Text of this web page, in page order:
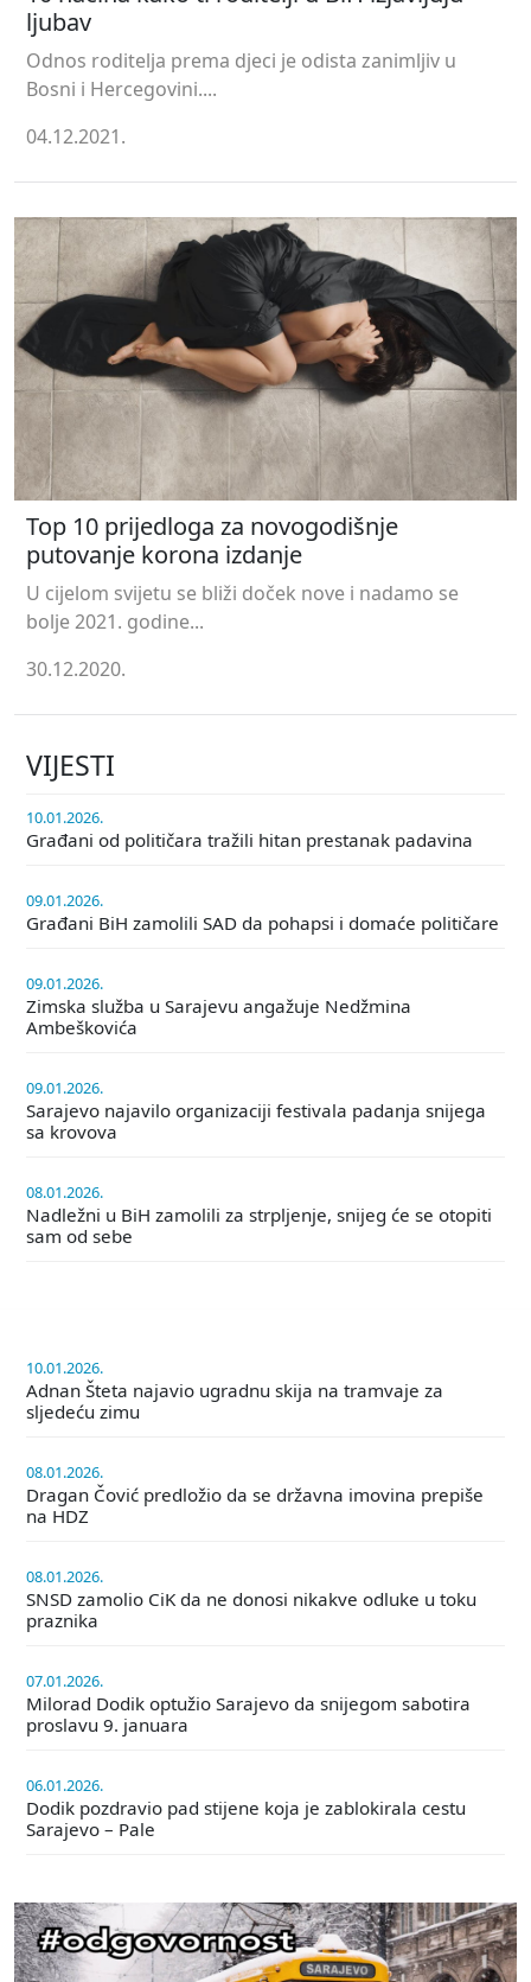
ljubav
Odnos roditelja prema djeci je odista zanimljiv u
Bosni i Hercegovini....
04.12.2021.
Top 10 prijedloga za novogodišnje
putovanje korona izdanje
U cijelom svijetu se bliži doček nove i nadamo se
bolje 2021. godine...
30.12.2020.
VIJESTI
10.01.2026.
Građani od političara tražili hitan prestanak padavina
09.01.2026.
Građani BiH zamolili SAD da pohapsi i domaće političare
09.01.2026.
Zimska služba u Sarajevu angažuje Nedžmina
Ambeškovića
09.01.2026.
Sarajevo najavilo organizaciji festivala padanja snijega
sa krovova
08.01.2026.
Nadležni u BiH zamolili za strpljenje, snijeg će se otopiti
sam od sebe
10.01.2026.
Adnan Šteta najavio ugradnu skija na tramvaje za
sljedeću zimu
08.01.2026.
Dragan Čović predložio da se državna imovina prepiše
na HDZ
08.01.2026.
SNSD zamolio CiK da ne donosi nikakve odluke u toku
praznika
07.01.2026.
Milorad Dodik optužio Sarajevo da snijegom sabotira
proslavu 9. januara
06.01.2026.
Dodik pozdravio pad stijene koja je zablokirala cestu
Sarajevo – Pale